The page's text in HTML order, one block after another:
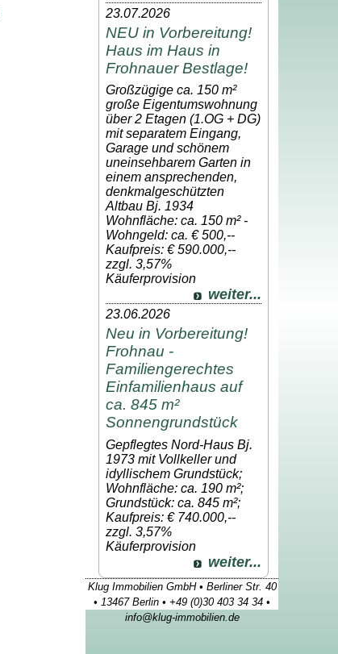
23.07.2026
NEU in Vorbereitung!
Haus im Haus in
Frohnauer Bestlage!
Großzügige ca. 150 m²
große Eigentumswohnung
über 2 Etagen (1.OG + DG)
mit separatem Eingang,
Garage und schönem
uneinsehbarem Garten in
einem ansprechenden,
denkmalgeschützten
Altbau Bj. 1934
Wohnfläche: ca. 150 m² -
Wohngeld: ca. € 500,--
Kaufpreis: € 590.000,--
zzgl. 3,57%
Käuferprovision
weiter...
23.06.2026
Neu in Vorbereitung!
Frohnau -
Familiengerechtes
Einfamilienhaus auf
ca. 845 m²
Sonnengrundstück
Gepflegtes Nord-Haus Bj.
1973 mit Vollkeller und
idyllischem Grundstück;
Wohnfläche: ca. 190 m²;
Grundstück: ca. 845 m²;
Kaufpreis: € 740.000,--
zzgl. 3,57%
Käuferprovision
weiter...
Klug Immobilien GmbH • Berliner Str. 40
• 13467 Berlin • +49 (0)30 403 34 34 •
info@klug-immobilien.de